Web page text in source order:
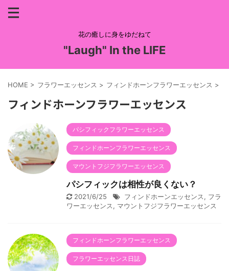
花の癒しに身をゆだねて
"Laugh" In the LIFE
HOME > フラワーエッセンス > フィンドホーンフラワーエッセンス >
フィンドホーンフラワーエッセンス
パシフィックフラワーエッセンス
フィンドホーンフラワーエッセンス
マウントフジフラワーエッセンス
パシフィックは相性が良くない？
2021/6/25 フィンドホーンエッセンス, フラ
ワーエッセンス, マウントフジフラワーエッセンス
フィンドホーンフラワーエッセンス
フラワーエッセンス日誌